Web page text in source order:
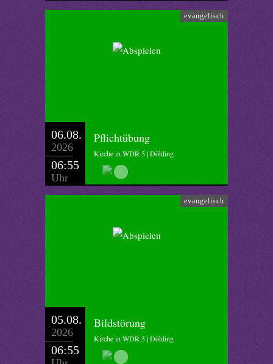
evangelisch
06.08.
2026
06:55
Uhr
Pflichtübung
Kirche in WDR 5 | Döhling
evangelisch
05.08.
2026
06:55
Bildstörung
Kirche in WDR 5 | Döhling